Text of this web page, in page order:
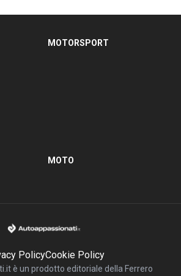
MOTORSPORT
MOTO
PolicyCookie Policy
è un prodotto editoriale della Ferrero